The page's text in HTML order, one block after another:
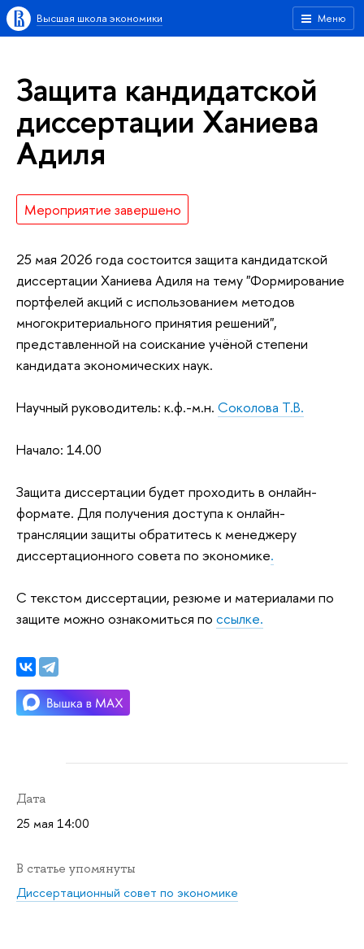
Меню
Высшая школа экономики
Защита кандидатской
диссертации Ханиева
Адиля
Мероприятие завершено
25 мая 2026 года состоится защита кандидатской
диссертации Ханиева Адиля на тему "Формирование
портфелей акций с использованием методов
многокритериального принятия решений",
представленной на соискание учёной степени
кандидата экономических наук.
Научный руководитель: к.ф.-м.н. Соколова Т.В.
Начало: 14.00
Защита диссертации будет проходить в онлайн-
формате. Для получения доступа к онлайн-
трансляции защиты обратитесь к менеджеру
диссертационного совета по экономике.
С текстом диссертации, резюме и материалами по
защите можно ознакомиться по ссылке.
Дата
25 мая 14:00
В статье упомянуты
Диссертационный совет по экономике